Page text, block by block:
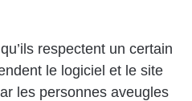
respectent un certain
le logiciel et le site
les personnes aveugles